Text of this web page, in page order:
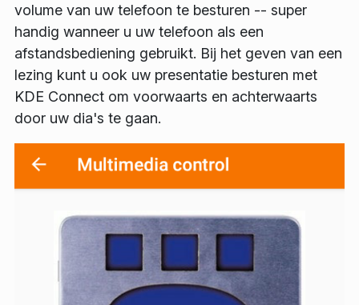
volume van uw telefoon te besturen -- super
handig wanneer u uw telefoon als een
afstandsbediening gebruikt. Bij het geven van een
lezing kunt u ook uw presentatie besturen met
KDE Connect om voorwaarts en achterwaarts
door uw dia's te gaan.